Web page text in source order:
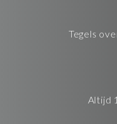
Tegels
Altijd